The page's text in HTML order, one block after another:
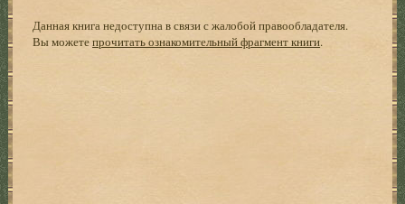
Данная книга недоступна в связи с жалобой правообладателя.
Вы можетепрочитать ознакомительный фрагмент книги.